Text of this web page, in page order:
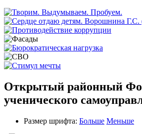
Открытый районный
ученического
Размер шрифта: Больше Меньше